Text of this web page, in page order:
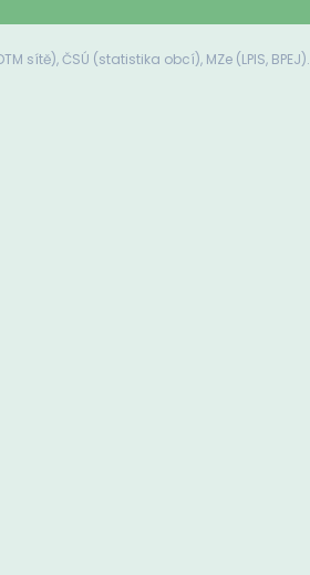
sítě), ČSÚ (statistika obcí), MZe (LPIS, BPEJ).